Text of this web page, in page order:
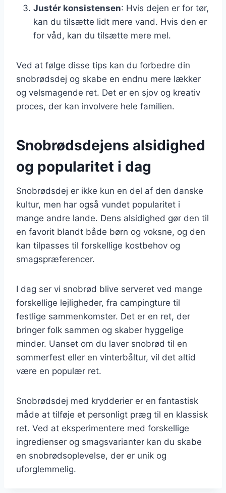
Justér konsistensen: Hvis dejen er for tør,
kan du tilsætte lidt mere vand. Hvis den er
for våd, kan du tilsætte mere mel.
Ved at følge disse tips kan du forbedre din
snobrødsdej og skabe en endnu mere lækker
og velsmagende ret. Det er en sjov og kreativ
proces, der kan involvere hele familien.
Snobrødsdejens alsidighed
og popularitet i dag
Snobrødsdej er ikke kun en del af den danske
kultur, men har også vundet popularitet i
mange andre lande. Dens alsidighed gør den til
en favorit blandt både børn og voksne, og den
kan tilpasses til forskellige kostbehov og
smagspræferencer.
I dag ser vi snobrød blive serveret ved mange
forskellige lejligheder, fra campingture til
festlige sammenkomster. Det er en ret, der
bringer folk sammen og skaber hyggelige
minder. Uanset om du laver snobrød til en
sommerfest eller en vinterbåltur, vil det altid
være en populær ret.
Snobrødsdej med krydderier er en fantastisk
måde at tilføje et personligt præg til en klassisk
ret. Ved at eksperimentere med forskellige
ingredienser og smagsvarianter kan du skabe
en snobrødsoplevelse, der er unik og
uforglemmelig.